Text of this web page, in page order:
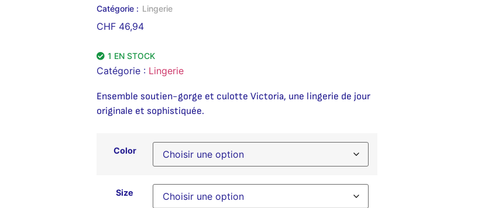
Catégorie : Lingerie
CHF 46,94
1 EN STOCK
Catégorie : Lingerie
Ensemble soutien-gorge et culotte Victoria, une lingerie de jour
originale et sophistiquée.
Color
Size